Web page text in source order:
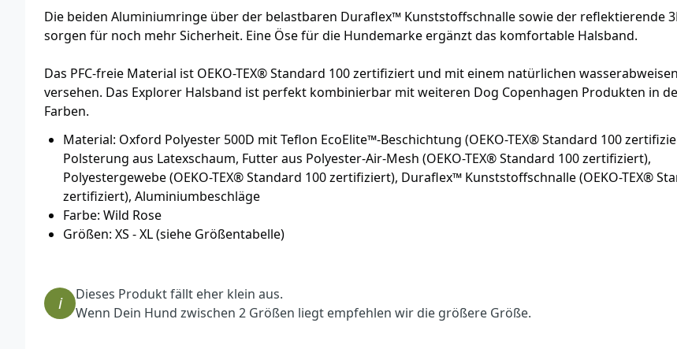
Die beiden Aluminiumringe über der belastbaren Duraflex™ Kunststoffschnalle sowie der reflektierende
sorgen für noch mehr Sicherheit. Eine Öse für die Hundemarke ergänzt das komfortable Halsband.
Das PFC-freie Material ist OEKO-TEX® Standard 100 zertifiziert und mit einem natürlichen
versehen. Das Explorer Halsband ist perfekt kombinierbar mit weiteren Dog Copenhagen Produkten in
Farben.
Material: Oxford Polyester 500D mit Teflon EcoElite™-Beschichtung (OEKO-TEX® Standard 100
Polsterung aus Latexschaum, Futter aus Polyester-Air-Mesh (OEKO-TEX® Standard 100 zertifiziert),
Polyestergewebe (OEKO-TEX® Standard 100 zertifiziert), Duraflex™ Kunststoffschnalle (OEKO-TEX®
zertifiziert), Aluminiumbeschläge
Farbe: Wild Rose
Größen: XS - XL (siehe Größentabelle)
i
Dieses Produkt fällt eher klein aus.
Wenn Dein Hund zwischen 2 Größen liegt empfehlen wir die größere Größe.